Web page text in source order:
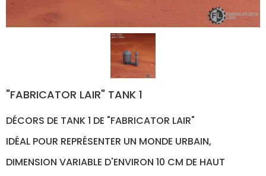
"FABRICATOR LAIR" TANK 1
DÉCORS DE TANK 1 DE "FABRICATOR LAIR"
IDÉAL POUR REPRÉSENTER UN MONDE URBAIN,
DIMENSION VARIABLE D'ENVIRON 10 CM DE HAUT